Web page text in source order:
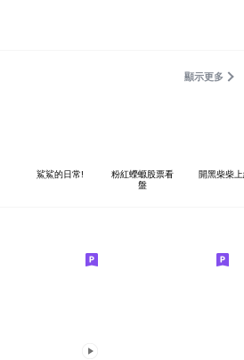
顯示更多
鯊鯊的日常!
粉紅蠑螈股票看
盤
開黑柴柴